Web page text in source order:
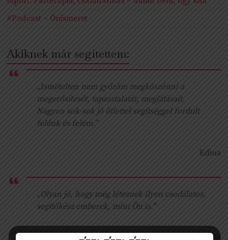
#Podcast – Önismeret
Akiknek már segítettem:
„Ismételten nem győzöm megköszönni a
megerősítését, tapasztalatát, meglátásait.
Nagyon sok-sok jó ötlettel segítséggel fordult
felénk és felém.”
Edina
„Olyan jó, hogy még léteznek ilyen csodálatos,
segítőkész emberek, mint Ön is.”
Krisztina